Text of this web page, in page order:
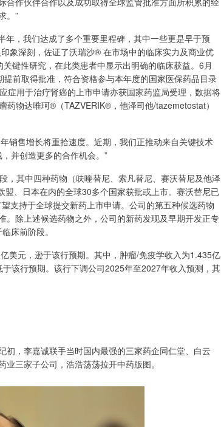
。”
，我们达成了多个重要里程碑，其中一些更是早于预
象深刻，佐证了沃瑞沙® 在市场中的临床实力及商业优
键性研究，在此类患者中显示出明确的临床获益。6月
前取得批准，符合资格参与本年度的国家医保药品目录
症用于治疗肾癌的上市申请亦获国家药监局受理，数据将
物达唯珂®（TAZVERIK®，他泽司他/tazemetostat）
售增长将重拾速度。近期，我们正推动来自关键技术
并创造更多的合作机会。”
其中四种药物（呋喹替尼、索凡替尼、赛沃替尼及他泽
、日本在内的全球30多个国家获批或上市。赛沃替尼已
支持于全球提交新药上市申请。公司的第五种候选药物
。除上述候选药物之外，公司的新药发现及早期开发正专
床前阶段。
元，逊于该行预期。其中，肿瘤/免疫学收入为1.435亿
该行预期。该行下调公司2025年至2027年收入预测，其
，李嘉诚联手当时国内最强的三家药企同仁堂、白云
三家子公司，浩浩荡荡拉开中药版图。